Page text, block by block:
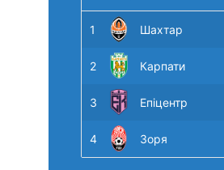
1 Шахтар
2 Карпати
3 Епіцентр
4 Зоря